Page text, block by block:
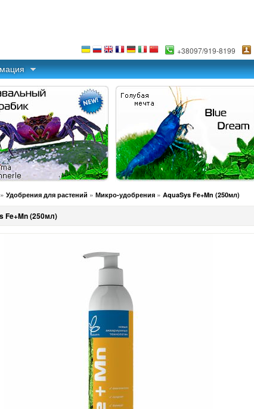
+38097/919-8199
» Удобрения для растений » Микро-удобрения » AquaSys Fe+Mn (250мл)
Fe+Mn (250мл)